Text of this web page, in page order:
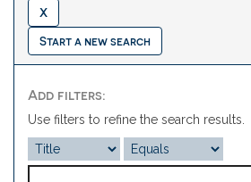
Start a new search
Add filters:
Use filters to refine the search results.